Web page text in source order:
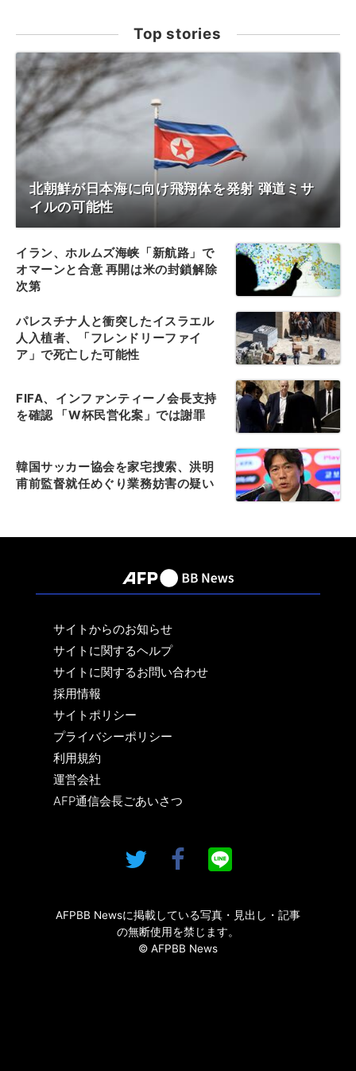
Top stories
北朝鮮が日本海に向け飛翔体を発射 弾道ミサ
イルの可能性
イラン、ホルムズ海峡「新航路」で
オマーンと合意 再開は米の封鎖解除
次第
パレスチナ人と衝突したイスラエル
人入植者、「フレンドリーファイ
ア」で死亡した可能性
FIFA、インファンティーノ会長支持
を確認 「W杯民営化案」では謝罪
韓国サッカー協会を家宅捜索、洪明
甫前監督就任めぐり業務妨害の疑い
サイトからのお知らせ
サイトに関するヘルプ
サイトに関するお問い合わせ
採用情報
サイトポリシー
プライバシーポリシー
利用規約
運営会社
AFP通信会長ごあいさつ
AFPBB Newsに掲載している写真・見出し・記事
の無断使用を禁じます。
© AFPBB News